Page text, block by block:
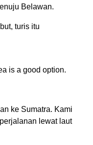
Belawan.
turis itu
is a good option.
ke Sumatra. Kami
lewat laut